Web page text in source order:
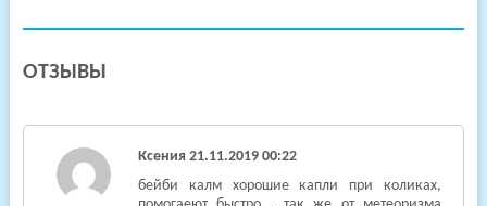
ОТЗЫВЫ
Ксения 21.11.2019 00:22
бейби калм хорошие капли при коликах,